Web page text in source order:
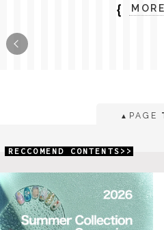
｛ MORE
▲ PAGE
RECCOMEND CONTENTS>>